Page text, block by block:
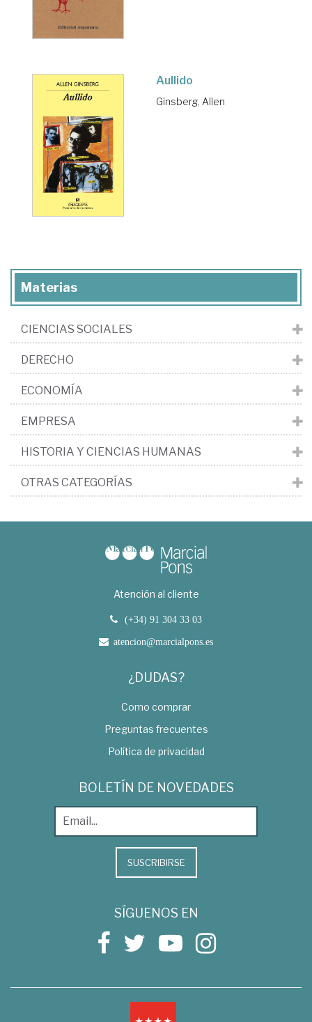
Aullido
Ginsberg, Allen
Materias
CIENCIAS SOCIALES
DERECHO
ECONOMÍA
EMPRESA
HISTORIA Y CIENCIAS HUMANAS
OTRAS CATEGORÍAS
Atención al cliente
(+34) 91 304 33 03
atencion@marcialpons.es
¿DUDAS?
Como comprar
Preguntas frecuentes
Política de privacidad
BOLETÍN DE NOVEDADES
SUSCRIBIRSE
SÍGUENOS EN